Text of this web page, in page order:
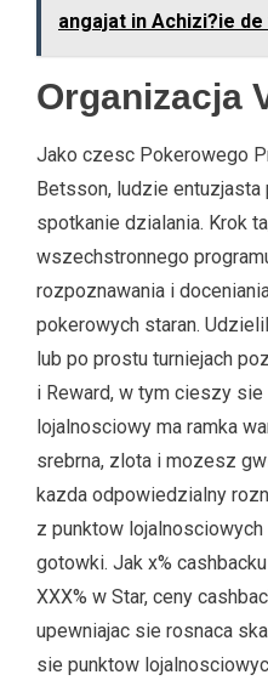
angajat in Achizi?ie
Organizacja
Jako czesc Pokerowego
Betsson, ludzie
spotkanie dzialania. Krok
wszechstronnego
rozpoznawania i
pokerowych staran.
lub po prostu turniejach
i Reward, w tym cieszy
lojalnosciowy ma ramka
srebrna, zlota i mozesz
kazda odpowiedzialny
z punktow
gotowki. Jak x%
XXX% w Star, ceny
upewniajac sie rosnaca
sie punktow